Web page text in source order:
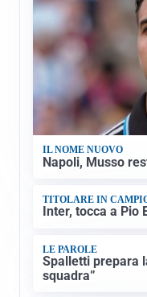
IL NOME NUOVO
Napoli, Musso
TITOLARE IN
Inter, tocca a Pio
LE PAROLE
Spalletti prepara
squadra”